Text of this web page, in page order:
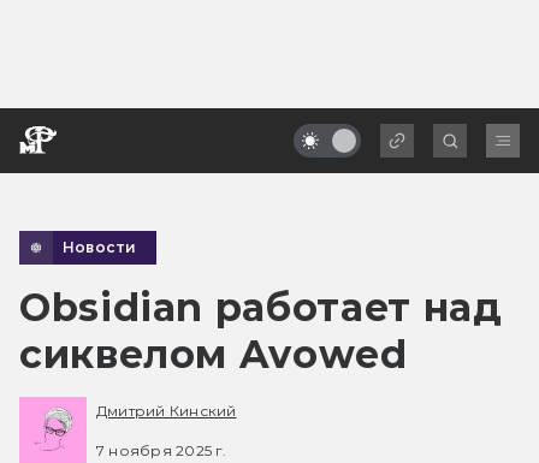
Новости
Obsidian работает над
сиквелом Avowed
Дмитрий Кинский
7 ноября 2025 г.